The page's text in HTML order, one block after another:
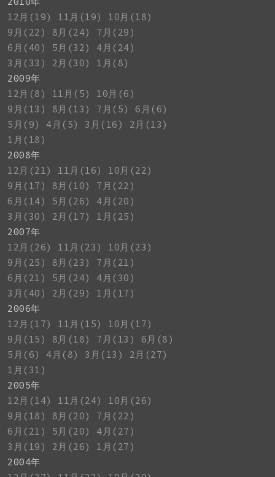
12月(19)
11月(19)
10月(18)
9月(22)
8月(24)
7月(29)
6月(40)
5月(32)
4月(24)
3月(33)
2月(30)
1月(8)
2009年
12月(8)
11月(5)
10月(6)
9月(13)
8月(13) 7月(5)
6月(6)
5月(9)
4月(5) 3月(16)
2月(13)
1月(18)
2008年
12月(21)
11月(16)
10月(22)
9月(17)
8月(10)
7月(22)
6月(14)
5月(26)
4月(20)
3月(30)
2月(17)
1月(25)
2007年
12月(26)
11月(23)
10月(23)
9月(25)
8月(23)
7月(21)
6月(21)
5月(24)
4月(30)
3月(40)
2月(29)
1月(17)
2006年
12月(17)
11月(15)
10月(17)
9月(15)
8月(18) 7月(13)
6月(8)
5月(6)
4月(8) 3月(13)
2月(27)
1月(31)
2005年
12月(14)
11月(24)
10月(26)
9月(18)
8月(20)
7月(22)
6月(21)
5月(20)
4月(27)
3月(19)
2月(26)
1月(27)
2004年